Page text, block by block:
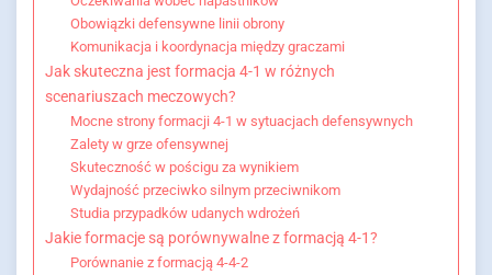
Obowiązki defensywne linii obrony
Komunikacja i koordynacja między graczami
Jak skuteczna jest formacja 4-1 w różnych
scenariuszach meczowych?
Mocne strony formacji 4-1 w sytuacjach defensywnych
Zalety w grze ofensywnej
Skuteczność w pościgu za wynikiem
Wydajność przeciwko silnym przeciwnikom
Studia przypadków udanych wdrożeń
Jakie formacje są porównywalne z formacją 4-1?
Porównanie z formacją 4-4-2